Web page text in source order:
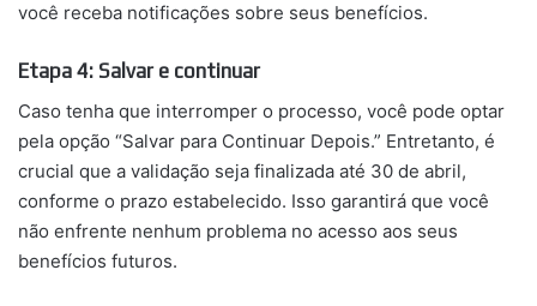
você receba notificações sobre seus benefícios.
Etapa 4: Salvar e continuar
Caso tenha que interromper o processo, você pode optar
pela opção “Salvar para Continuar Depois.” Entretanto, é
crucial que a validação seja finalizada até 30 de abril,
conforme o prazo estabelecido. Isso garantirá que você
não enfrente nenhum problema no acesso aos seus
benefícios futuros.